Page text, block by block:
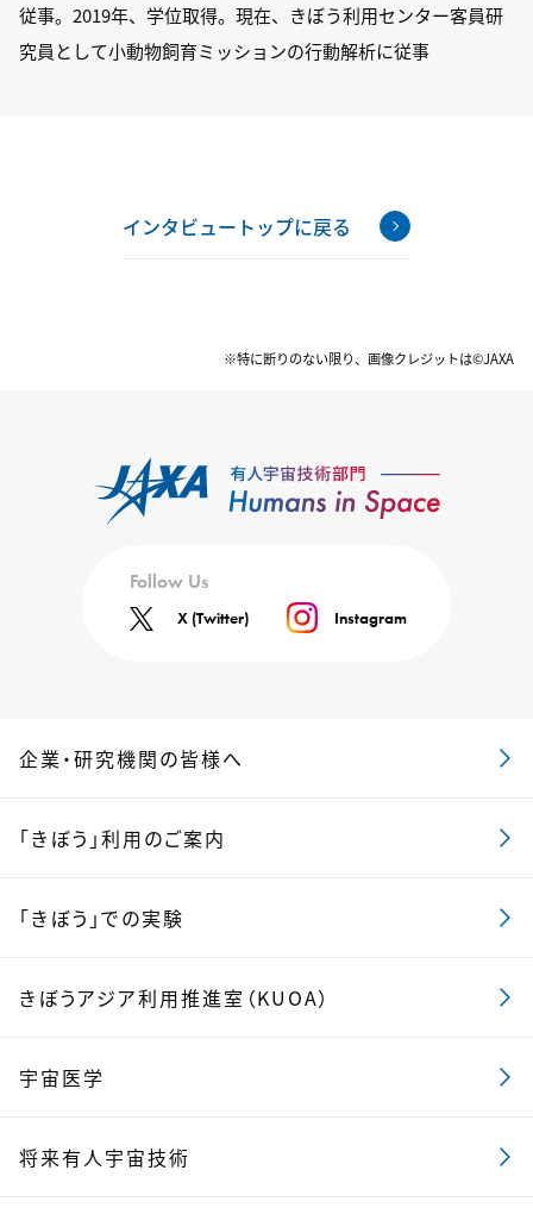
従事。2019年、学位取得。現在、きぼう利用センター客員研
究員として小動物飼育ミッションの行動解析に従事
インタビュートップに戻る
※特に断りのない限り、画像クレジットは©JAXA
Follow Us
X (Twitter) Instagram
企業・研究機関の皆様へ
「きぼう」利用のご案内
「きぼう」での実験
きぼうアジア利用推進室（KUOA）
宇宙医学
将来有人宇宙技術